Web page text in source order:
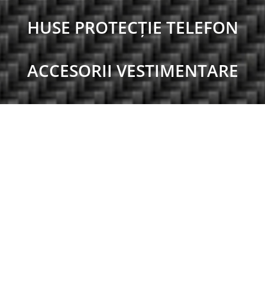
HUSE PROTECȚIE TELEFON
ACCESORII VESTIMENTARE